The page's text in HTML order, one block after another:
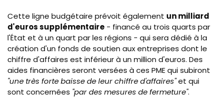
Cette ligne budgétaire prévoit également un milliard
d'euros supplémentaire - financé au trois quarts par
l'État et à un quart par les régions - qui sera dédié à la
création d'un fonds de soutien aux entreprises dont le
chiffre d'affaires est inférieur à un million d'euros. Des
aides financières seront versées à ces PME qui subiront
"une très forte baisse de leur chiffre d'affaires"et qui
sont concernées "par des mesures de fermeture".